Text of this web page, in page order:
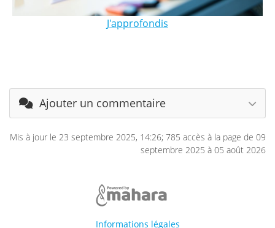
J'approfondis
Ajouter un commentaire
Mis à jour le 23 septembre 2025, 14:26; 785 accès à la page de 09
septembre 2025 à 05 août 2026
Informations légales